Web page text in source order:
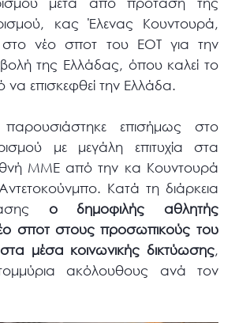
κας Έλενας Κουντουρά,
στο νέο σποτ του ΕΟΤ για την
της Ελλάδας, όπου καλεί το
να επισκεφθεί την Ελλάδα.
επισήμως στο
με μεγάλη επιτυχία στα
ΜΜΕ από την κα Κουντουρά
Κατά τη διάρκεια
ο δημοφιλής αθλητής
σποτ στους προσωπικούς του
μέσα κοινωνικής δικτύωσης,
ακόλουθους ανά τον